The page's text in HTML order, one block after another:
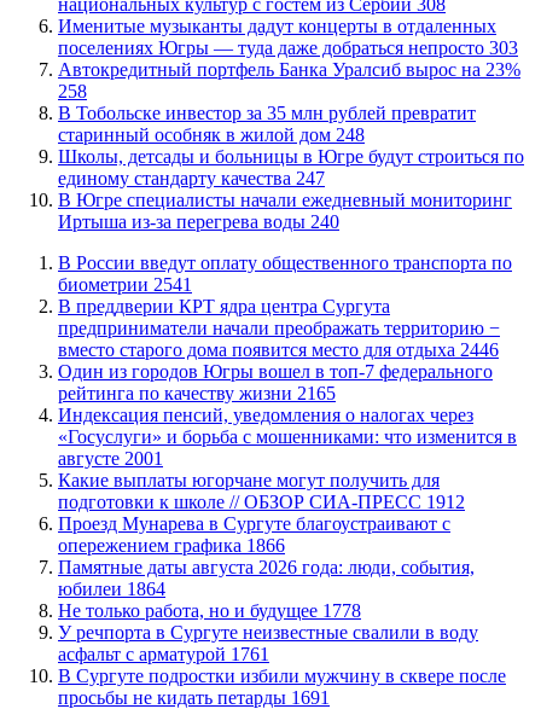
Именитые музыканты дадут концерты в отдаленных
поселениях Югры — туда даже добраться непросто 303
​Автокредитный портфель Банка Уралсиб вырос на 23%
258
В Тобольске инвестор за 35 млн рублей превратит
старинный особняк в жилой дом 248
Школы, детсады и больницы в Югре будут строиться по
единому стандарту качества 247
В Югре специалисты начали ежедневный мониторинг
Иртыша из-за перегрева воды 240
В России введут оплату общественного транспорта по
биометрии 2541
​В преддверии КРТ ядра центра Сургута
предприниматели начали преображать территорию −
вместо старого дома появится место для отдыха 2446
Один из городов Югры вошел в топ-7 федерального
рейтинга по качеству жизни 2165
​Индексация пенсий, уведомления о налогах через
«Госуслуги» и борьба с мошенниками: что изменится в
августе 2001
Какие выплаты югорчане могут получить для
подготовки к школе // ОБЗОР СИА-ПРЕСС 1912
​Проезд Мунарева в Сургуте благоустраивают с
опережением графика 1866
​Памятные даты августа 2026 года: люди, события,
юбилеи 1864
​Не только работа, но и будущее 1778
​У речпорта в Сургуте неизвестные свалили в воду
асфальт с арматурой 1761
В Сургуте подростки избили мужчину в сквере после
просьбы не кидать петарды 1691